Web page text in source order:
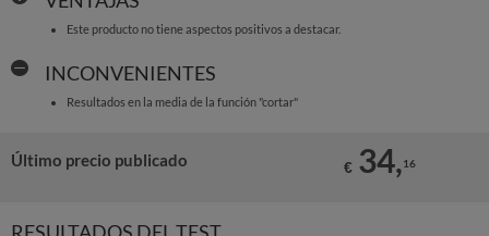
Este producto no tiene aspectos positivos a destacar.
INCONVENIENTES
Resultados en la media de la función "cortar"
Último precio publicado € 34,16